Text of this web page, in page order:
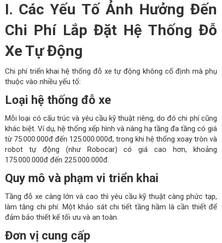
I. Các Yếu Tố Ảnh Hưởng Đến
Chi Phí Lắp Đặt Hệ Thống Đỗ
Xe Tự Động
Chi phí triển khai hệ thống đỗ xe tự động không cố định mà phụ
thuộc vào nhiều yếu tố:
Loại hệ thống đỗ xe
Mỗi loại có cấu trúc và yêu cầu kỹ thuật riêng, do đó chi phí cũng
khác biệt. Ví dụ, hệ thống xếp hình và nâng hạ tầng đa tầng có giá
từ 75.000.000đ đến 125.000.000đ, trong khi hệ thống xoay tròn và
robot tự động (như Robocar) có giá cao hơn, khoảng
175.000.000đ đến 225.000.000đ.
Quy mô và phạm vi triển khai
Tầng đỗ xe càng lớn và cao thì yêu cầu kỹ thuật càng phức tạp,
làm tăng chi phí. Một khảo sát chi tiết tầng hầm là cần thiết để
đảm bảo thiết kế tối ưu và an toàn.
Đơn vị cung cấp